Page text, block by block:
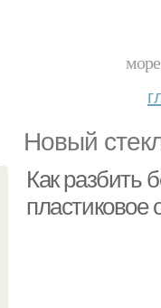
Новый
Как разбить
пластиковое